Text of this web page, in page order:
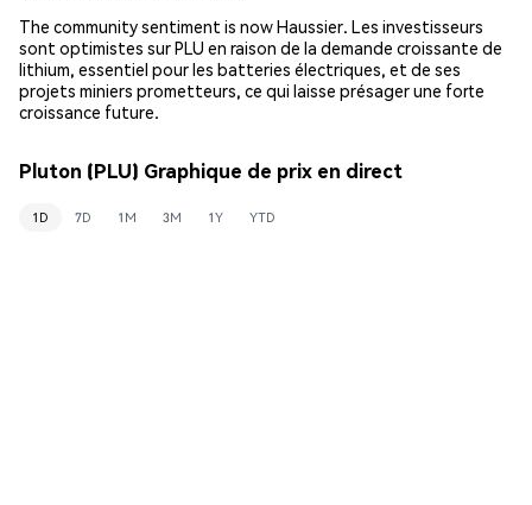
The community sentiment is now Haussier. Les investisseurs
sont optimistes sur PLU en raison de la demande croissante de
lithium, essentiel pour les batteries électriques, et de ses
projets miniers prometteurs, ce qui laisse présager une forte
croissance future.
Pluton (PLU) Graphique de prix en direct
1D 7D 1M 3M 1Y YTD